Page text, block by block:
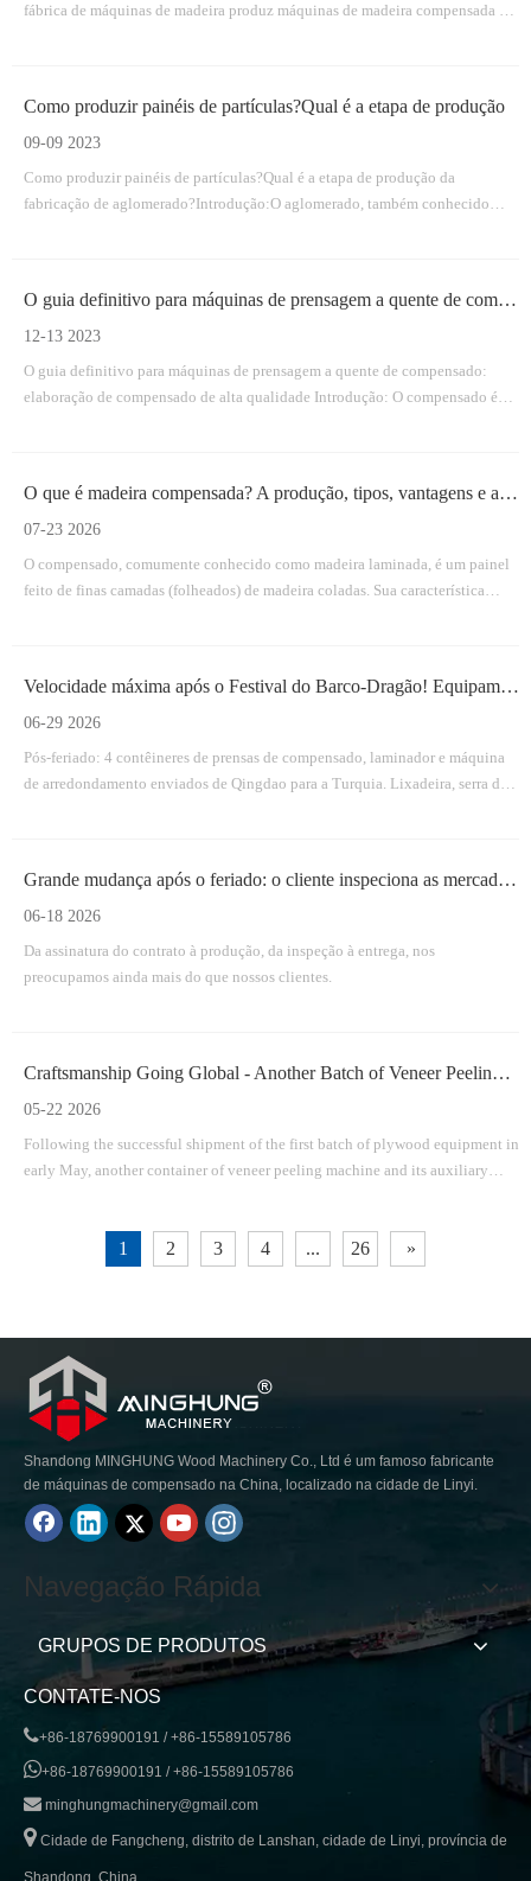
fábrica de máquinas de madeira produz máquinas de madeira compensada em
Como produzir painéis de partículas?Qual é a etapa de produção
09-09 2023
Como produzir painéis de partículas?Qual é a etapa de produção da
fabricação de aglomerado?Introdução:O aglomerado, também conhecido
O guia definitivo para máquinas de prensagem a quente de compensado: fabricação de compensado de alta qualidade
12-13 2023
O guia definitivo para máquinas de prensagem a quente de compensado:
elaboração de compensado de alta qualidade Introdução: O compensado é
processo de produção
O que é madeira compensada? A produção, tipos, vantagens e aplicações do compensado
07-23 2026
O compensado, comumente conhecido como madeira laminada, é um painel
feito de finas camadas (folheados) de madeira coladas. Sua característica
Velocidade máxima após o Festival do Barco-Dragão! Equipamento de compensado do cliente turco definiu Sai
06-29 2026
Pós-feriado: 4 contêineres de prensas de compensado, laminador e máquina
de arredondamento enviados de Qingdao para a Turquia. Lixadeira, serra de
Grande mudança após o feriado: o cliente inspeciona as mercadorias pessoalmente - nossas máquinas de compensado estão prontas para envio!
06-18 2026
Da assinatura do contrato à produção, da inspeção à entrega, nos
preocupamos ainda mais do que nossos clientes.
Craftsmanship Going Global - Another Batch of Veneer Peeling Machine & Auxiliary Equipment Shipped To Qingdao Port
05-22 2026
Following the successful shipment of the first batch of plywood equipment in
early May, another container of veneer peeling machine and its auxiliary
1 2 3 4 ... 26 »
Shandong MINGHUNG Wood Machinery Co., Ltd é um famoso fabricante
de máquinas de compensado na China, localizado na cidade de Linyi.
Navegação Rápida
GRUPOS DE PRODUTOS
CONTATE-NOS
+86-18769900191 / +86-15589105786
+86-18769900191 / +86-15589105786
 minghungmachinery@gmail.com
 Cidade de Fangcheng, distrito de Lanshan, cidade de Linyi, província de
Shandong, China